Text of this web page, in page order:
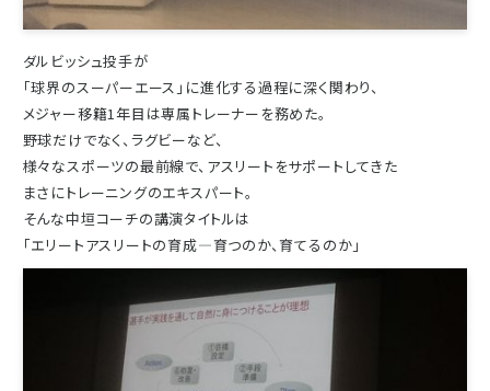
ダルビッシュ投手が
「球界のスーパーエース」に進化する過程に深く関わり、
メジャー移籍1年目は専属トレーナーを務めた。
野球だけでなく、ラグビーなど、
様々なスポーツの最前線で、アスリートをサポートしてきた
まさにトレーニングのエキスパート。
そんな中垣コーチの講演タイトルは
「エリートアスリートの育成―育つのか、育てるのか」